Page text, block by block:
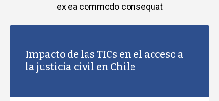
ex ea commodo consequat
Impacto de las TICs en el acceso a
la justicia civil en Chile